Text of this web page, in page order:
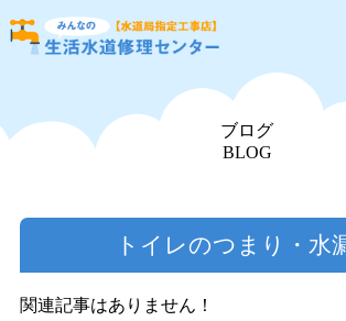
ブログ
BLOG
トイレのつまり・⽔
関連記事はありません！